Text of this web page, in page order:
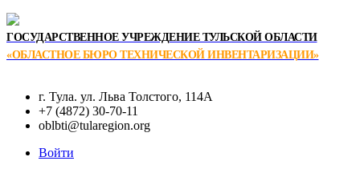
ГОСУДАРСТВЕННОЕ УЧРЕЖДЕНИЕ ТУЛЬСКОЙ ОБЛАСТИ
«ОБЛАСТНОЕ БЮРО ТЕХНИЧЕСКОЙ ИНВЕНТАРИЗАЦИИ»
г. Тула. ул. Льва Толстого, 114А
+7 (4872) 30-70-11
oblbti@tularegion.org
Войти